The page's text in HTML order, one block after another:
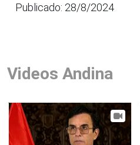
Publicado: 28/8/2024
Videos Andina